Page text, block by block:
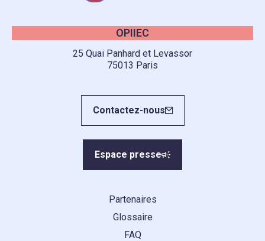
OPIIEC
25 Quai Panhard et Levassor
75013 Paris
Contactez-nous
Espace presse
Partenaires
Glossaire
FAQ